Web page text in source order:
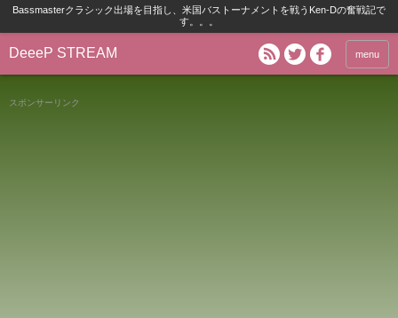
Bassmasterクラシック出場を目指し、米国バストーナメントを戦うKen-Dの奮戦記で
す。。。
DeeeP STREAM menu
スポンサーリンク